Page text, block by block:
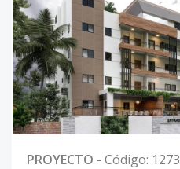
PROYECTO - Código: 1273